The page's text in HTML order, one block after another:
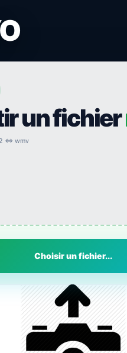
un fichier
⇔ wmv
Choisir un fichier...